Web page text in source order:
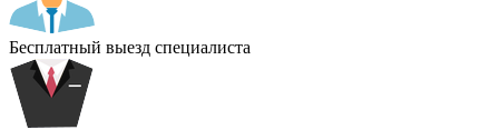
Бесплатный выезд специалиста